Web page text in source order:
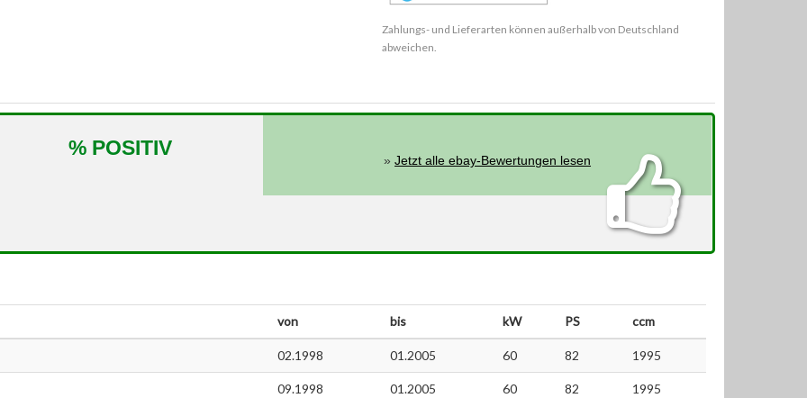
Zahlungs- und Lieferarten können außerhalb von Deutschland
abweichen.
% POSITIV
»Jetzt alle ebay-Bewertungen lesen
von bis kW PS ccm
02.1998 01.2005 60 82 1995
09.1998 01.2005 60 82 1995